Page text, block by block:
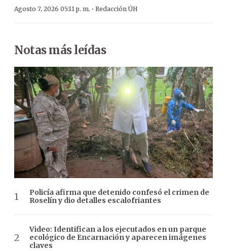
Agosto 7, 2026 05:11 p. m. · Redacción ÚH
Notas más leídas
Policía afirma que detenido confesó el crimen de
Roselín y dio detalles escalofriantes
Video: Identifican a los ejecutados en un parque
ecológico de Encarnación y aparecen imágenes
claves